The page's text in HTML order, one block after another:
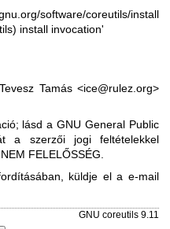
software/coreutils/install
install invocation'
Tamás <ice@rulez.org>
lásd aGNU General Public
a szerzői jogi feltételekkel
FELELŐSSÉG.
küldje el a e-mail
GNU coreutils 9.11